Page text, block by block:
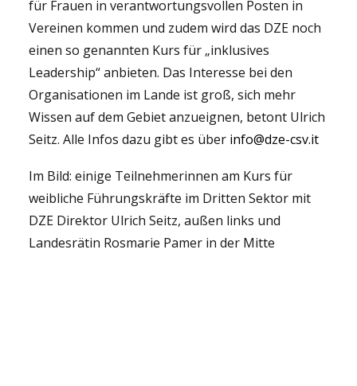
für Frauen in verantwortungsvollen Posten in
Vereinen kommen und zudem wird das DZE noch
einen so genannten Kurs für „inklusives
Leadership“ anbieten. Das Interesse bei den
Organisationen im Lande ist groß, sich mehr
Wissen auf dem Gebiet anzueignen, betont Ulrich
Seitz. Alle Infos dazu gibt es über info@dze-csv.it
Im Bild: einige Teilnehmerinnen am Kurs für
weibliche Führungskräfte im Dritten Sektor mit
DZE Direktor Ulrich Seitz, außen links und
Landesrätin Rosmarie Pamer in der Mitte